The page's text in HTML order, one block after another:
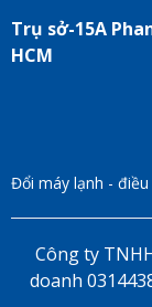
Trụ sở-15A
HCM
Đổi máy lạnh -
Công ty
doanh